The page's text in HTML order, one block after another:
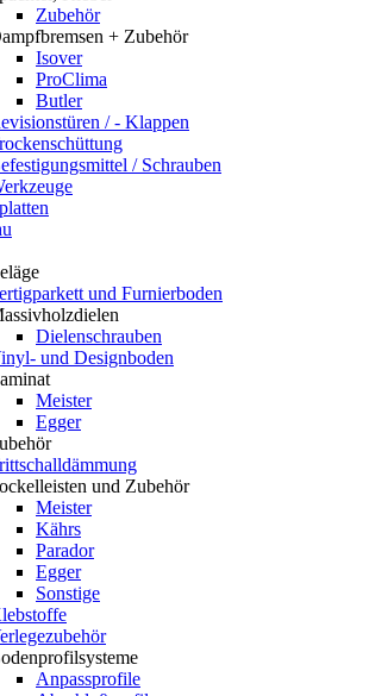
Zubehör
+ Zubehör
Isover
ProClima
Butler
/ - Klappen
/ Schrauben
und Furnierboden
Dielenschrauben
und Designboden
Meister
Egger
und Zubehör
Meister
Kährs
Parador
Egger
Sonstige
Anpassprofile